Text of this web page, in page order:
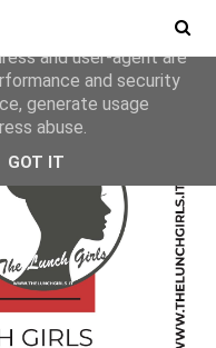
to deliver its services
and user-agent are
and security
generate usage
abuse.
GOT IT